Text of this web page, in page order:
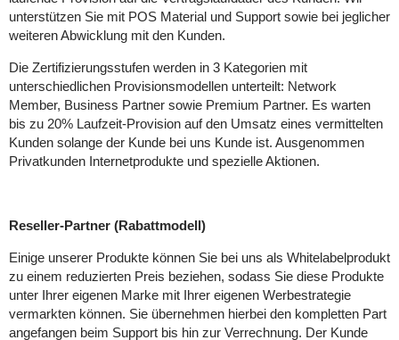
unterstützen Sie mit POS Material und Support sowie bei jeglicher
weiteren Abwicklung mit den Kunden.
Die Zertifizierungsstufen werden in 3 Kategorien mit
unterschiedlichen Provisionsmodellen unterteilt: Network
Member, Business Partner sowie Premium Partner. Es warten
bis zu 20% Laufzeit-Provision auf den Umsatz eines vermittelten
Kunden solange der Kunde bei uns Kunde ist. Ausgenommen
Privatkunden Internetprodukte und spezielle Aktionen.
Reseller-Partner (Rabattmodell)
Einige unserer Produkte können Sie bei uns als Whitelabelprodukt
zu einem reduzierten Preis beziehen, sodass Sie diese Produkte
unter Ihrer eigenen Marke mit Ihrer eigenen Werbestrategie
vermarkten können. Sie übernehmen hierbei den kompletten Part
angefangen beim Support bis hin zur Verrechnung. Der Kunde